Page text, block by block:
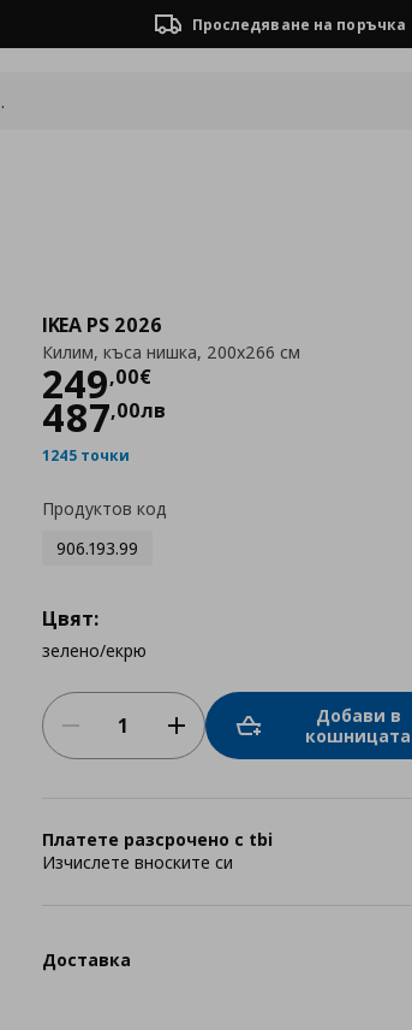
Проследяване на поръчка
IKEA PS 2026
Килим, къса нишка, 200x266 см
249,00€
Цена249,00 €
487,00лв
1245 точки
Продуктов код
906.193.99
Цвят:
зелено/екрю
Добави в
кошницата
Платете разсрочено с tbi
Изчислете вноските си
Доставка